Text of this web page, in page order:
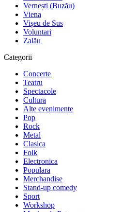
Vernești (Buzău)
Viena
Vișeu de Sus
Voluntari
Zalău
Categorii
Concerte
Teatru
Spectacole
Cultura
Alte evenimente
Pop
Rock
Metal
Clasica
Folk
Electronica
Populara
Merchandise
Stand-up comedy
Sport
Workshop